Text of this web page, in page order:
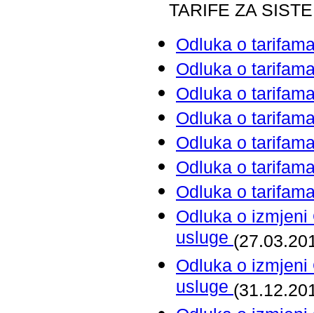
TARIFE ZA
Odluka o
Odluka o
Odluka o
Odluka o
Odluka o
Odluka o
Odluka o
Odluka o
usluge
Odluka o
usluge